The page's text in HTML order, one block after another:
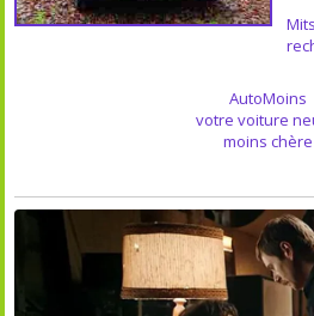
AutoMoins
votre voiture
moins chère